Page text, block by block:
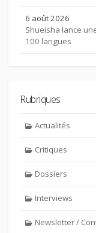
6 août 2026
Shueisha lance
100 langues
Rubriques
Actualités
Critiques
Dossiers
Interviews
Newsletter /